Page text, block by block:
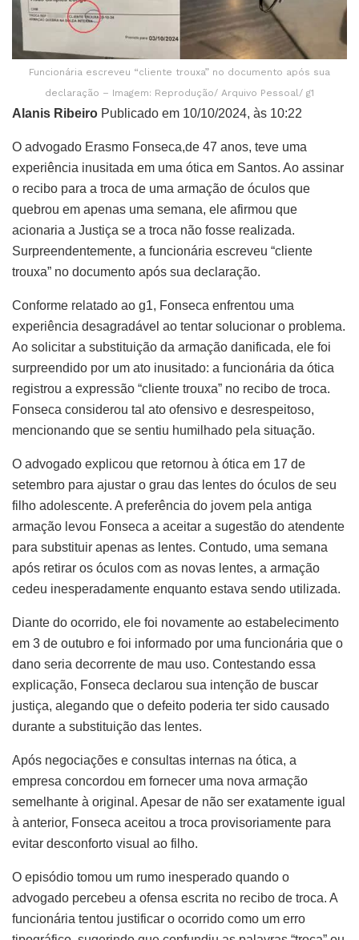
Funcionária escreveu “cliente trouxa” no documento após sua
declaração – Imagem: Reprodução/ Arquivo Pessoal/ g1
Alanis Ribeiro Publicado em 10/10/2024, às 10:22
O advogado Erasmo Fonseca,de 47 anos, teve uma
experiência inusitada em uma ótica em Santos. Ao assinar
o recibo para a troca de uma armação de óculos que
quebrou em apenas uma semana, ele afirmou que
acionaria a Justiça se a troca não fosse realizada.
Surpreendentemente, a funcionária escreveu “cliente
trouxa” no documento após sua declaração.
Conforme relatado ao g1, Fonseca enfrentou uma
experiência desagradável ao tentar solucionar o problema.
Ao solicitar a substituição da armação danificada, ele foi
surpreendido por um ato inusitado: a funcionária da ótica
registrou a expressão “cliente trouxa” no recibo de troca.
Fonseca considerou tal ato ofensivo e desrespeitoso,
mencionando que se sentiu humilhado pela situação.
O advogado explicou que retornou à ótica em 17 de
setembro para ajustar o grau das lentes do óculos de seu
filho adolescente. A preferência do jovem pela antiga
armação levou Fonseca a aceitar a sugestão do atendente
para substituir apenas as lentes. Contudo, uma semana
após retirar os óculos com as novas lentes, a armação
cedeu inesperadamente enquanto estava sendo utilizada.
Diante do ocorrido, ele foi novamente ao estabelecimento
em 3 de outubro e foi informado por uma funcionária que o
dano seria decorrente de mau uso. Contestando essa
explicação, Fonseca declarou sua intenção de buscar
justiça, alegando que o defeito poderia ter sido causado
durante a substituição das lentes.
Após negociações e consultas internas na ótica, a
empresa concordou em fornecer uma nova armação
semelhante à original. Apesar de não ser exatamente igual
à anterior, Fonseca aceitou a troca provisoriamente para
evitar desconforto visual ao filho.
O episódio tomou um rumo inesperado quando o
advogado percebeu a ofensa escrita no recibo de troca. A
funcionária tentou justificar o ocorrido como um erro